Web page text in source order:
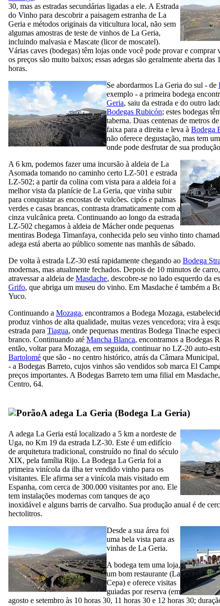
30, mas as estradas secundárias ligadas a ele. A Estrada
do Vinho para descobrir a paisagem estranha de La
Geria e métodos originais da viticultura local, não sem
algumas amostras de teste de vinhos de La Geria,
incluindo malvasia e Mascate (licor de moscatel).
Várias caves (bodegas) têm lojas onde você pode provar e comprar
os preços são muito baixos; essas adegas são geralmente aberta das
horas.
Se abordarmos La Geria do sul - de
exemplo - a primeira bodega
Geria, saiu da estrada e do outro
Bodegas Rubicón; estes bodegas
taberna. Duas centenas de metros
faixa para a direita e leva à Bodega
não oferece degustação, mas tem
onde pode desfrutar de sua
A 6 km, podemos fazer uma incursão à aldeia de La
Asomada tomando no caminho certo LZ-501 e estrada
LZ-502; a partir da colina com vista para a aldeia foi a
melhor vista da planície de La Geria, que vinha subir
para conquistar as encostas de vulcões. cipós e palmas
verdes e casas brancas, contrasta dramaticamente com a
cinza vulcânica preta. Continuando ao longo da estrada
LZ-502 chegamos à aldeia de Mácheronde pequenas
mentiras Bodega Timanfaya, conhecida pelo seu vinho tinto
adega está aberta ao público somente nas manhãs de sábado.
De volta à estrada LZ-30 está rapidamente chegando ao Bodega
modernas, mas atualmente fechados. Depois de 10 minutos de
atravessar a aldeia de Masdache, descobre-se no lado esquerdo da
Grifo, que abriga um museu do vinho. Em Masdache é também a
Yuco.
Continuando a Mozaga, encontramos a Bodega Mozaga,
produz vinhos de alta qualidade, muitas vezes vencedora; vira à
estrada para Tiagua, onde pequenas mentiras Bodega Tinache
branco. Continuando até Mancha Blanca, encontramos a Bodegas
então, voltar para Mozaga, em seguida, continuar no LZ-20 auto-
Bartolomé que são - no centro histórico, atrás da Câmara
- a Bodegas Barreto, cujos vinhos são vendidos sob marca El
preços importantes. A Bodegas Barreto tem uma filial em Masdache
Centro, 64.
A adega La Geria (Bodega La Geria)
A adega La Geria está localizado a 5 km a nordeste de
Uga, no Km 19 da estrada LZ-30. Este é um edifício
de arquitetura tradicional, construído no final do século
XIX, pela família Rijo. La Bodega La Geria foi a
primeira vinícola da ilha ter vendido vinho para os
visitantes. Ele afirma ser a vinícola mais visitado em
Espanha, com cerca de 300.000 visitantes por ano. Ele
tem instalações modernas com tanques de aço
inoxidável e alguns barris de carvalho. Sua produção anual é de
hectolitros.
Desde a sua área foi
uma bela vista para as
vinhas de La Geria.
A bodega tem uma loja,
um bom restaurante (La
Cepa) e oferece visitas
guiadas por reserva (em
agosto e setembro às 10 horas 30, 11 horas 30 e 12 horas 30;